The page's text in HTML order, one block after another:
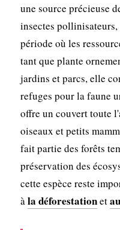
une source précieuse
insectes
période où les
tant que plante
jardins et parcs, elle
refuges pour la faune
offre un couvert toute
oiseaux et petits
fait partie des forêts
préservation des
cette espèce reste
àla déforestationet